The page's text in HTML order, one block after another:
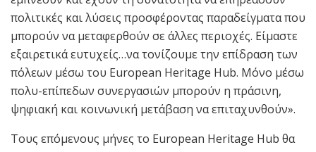
πολιτικές και λύσεις προσφέροντας παραδείγματα που
μπορούν να μεταφερθούν σε άλλες περιοχές. Είμαστε
εξαιρετικά ευτυχείς…να τονίζουμε την επίδραση των
πόλεων μέσω του European Heritage Hub. Μόνο μέσω
πολυ-επίπεδων συνεργασιών μπορούν η πράσινη,
ψηφιακή και κοινωνική μετάβαση να επιταχυνθούν».
Τους επόμενους μήνες το European Heritage Hub θα